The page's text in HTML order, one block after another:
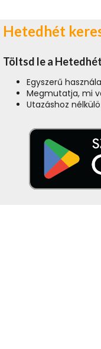
Hetedhét
Töltsd le a
Egyszerű
Megmutatja, mi
Utazáshoz